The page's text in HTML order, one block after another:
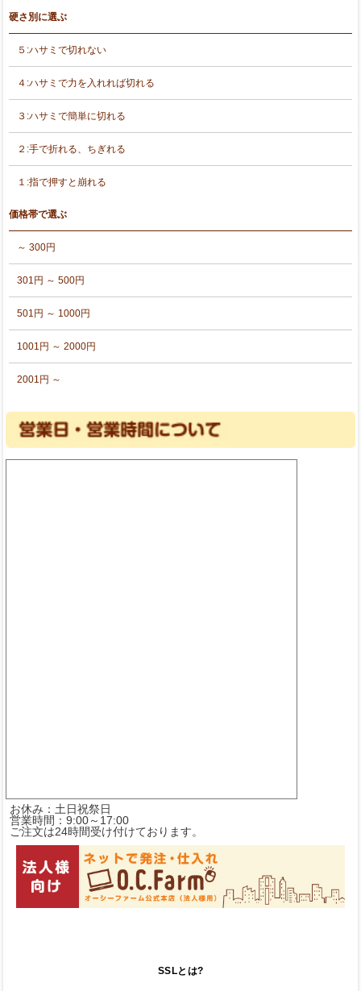
硬さ別に選ぶ
５:ハサミで切れない
４:ハサミで力を入れれば切れる
３:ハサミで簡単に切れる
２:手で折れる、ちぎれる
１:指で押すと崩れる
価格帯で選ぶ
～ 300円
301円 ～ 500円
501円 ～ 1000円
1001円 ～ 2000円
2001円 ～
お休み：土日祝祭日
営業時間：9:00～17:00
ご注文は24時間受け付けております。
SSLとは?